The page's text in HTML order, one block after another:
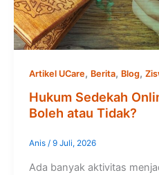
Artikel UCare, Berita, Blog,
Hukum Sedekah
Boleh atau Tidak?
Anis / 9 Juli, 2026
Ada banyak aktivitas